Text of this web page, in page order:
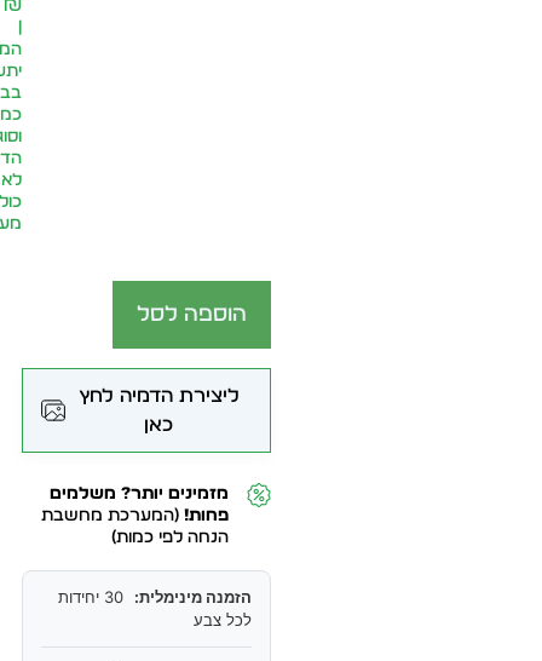
₪
לא
הוספה לסל
ליצירת הדמיה לחץ
כאן
מזמינים יותר? משלמים
פחות! (המערכת מחשבת
הנחה לפי כמות)
הזמנה מינימלית:
30 יחידות
לכל צבע